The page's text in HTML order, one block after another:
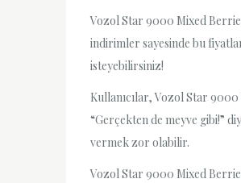
Vozol Star 9000 Mixed
indirimler sayesinde bu
isteyebilirsiniz!
Kullanıcılar, Vozol Star 9000
“Gerçekten de meyve gibi!”
vermek zor olabilir.
Vozol Star 9000 Mixed